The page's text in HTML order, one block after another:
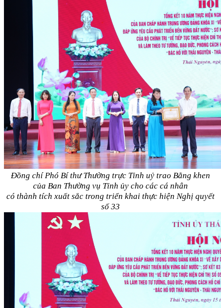
Đồng chí Phó Bí thư Thường trực Tỉnh uỷ trao Bằng khen
của Ban Thường vụ Tỉnh ủy cho các cá nhân
có thành tích xuất sắc trong triển khai thực hiện Nghị quyết
số 33